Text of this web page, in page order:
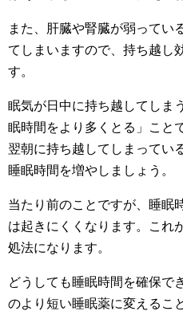
また、肝臓や腎臓が弱ってい
てしまいますので、持ち越し
す。
眠気が日中に持ち越してしま
眠時間をより多くとる」こと
翌朝に持ち越してしまってい
睡眠時間を増やしましょう。
当たり前のことですが、睡眠
は起きにくくなります。これ
処法になります。
どうしても睡眠時間を確保で
のより短い睡眠薬に変えるこ